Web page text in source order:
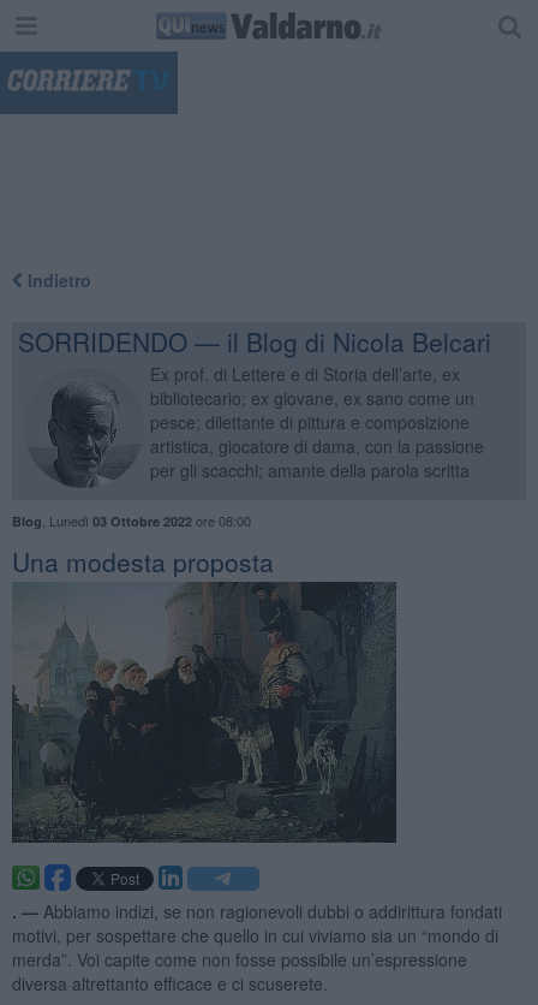
Indietro
SORRIDENDO — il Blog di Nicola Belcari
Ex prof. di Lettere e di Storia dell’arte, ex
bibliotecario; ex giovane, ex sano come un
pesce; dilettante di pittura e composizione
artistica, giocatore di dama, con la passione
per gli scacchi; amante della parola scritta
Blog Lunedì 03 Ottobre 2022ore 08:00
Una modesta proposta
. — Abbiamo indizi, se non ragionevoli dubbi o addirittura fondati
motivi, per sospettare che quello in cui viviamo sia un “mondo di
merda”. Voi capite come non fosse possibile un’espressione
diversa altrettanto efficace e ci scuserete.